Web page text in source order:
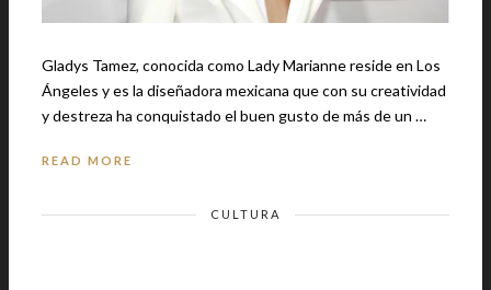
Gladys Tamez, conocida como Lady Marianne reside en Los
Ángeles y es la diseñadora mexicana que con su creatividad
y destreza ha conquistado el buen gusto de más de un …
READ MORE
CULTURA